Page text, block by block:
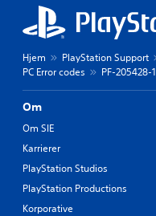
Hjem PlayStation Support
PC Error codes
PF-205428-1
Om
Om SIE
Karrierer
PlayStation Studios
PlayStation Productions
Korporative